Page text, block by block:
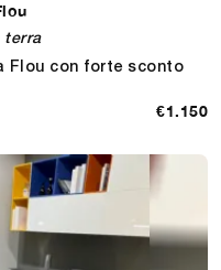
terra
Flou con forte sconto
€1.150